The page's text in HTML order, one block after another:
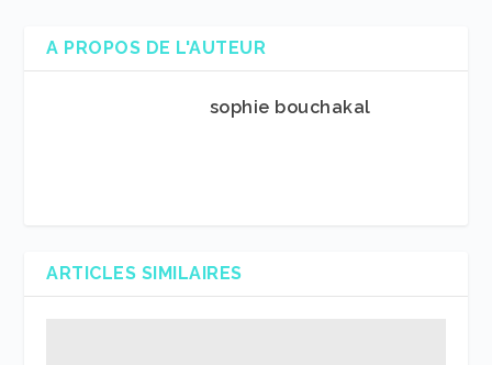
A PROPOS DE L'AUTEUR
sophie bouchakal
ARTICLES SIMILAIRES